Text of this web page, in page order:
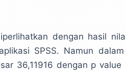
dengan hasil
SPSS. Namun
36,11916 dengan p